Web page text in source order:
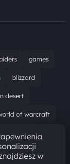
games
blizzard
desert
of warcraft
recenzja
pc
w